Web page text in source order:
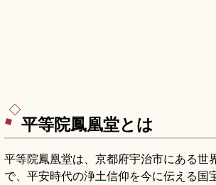
平等院鳳凰堂とは
平等院鳳凰堂は、京都府宇治市にある世
で、平安時代の浄土信仰を今に伝える国